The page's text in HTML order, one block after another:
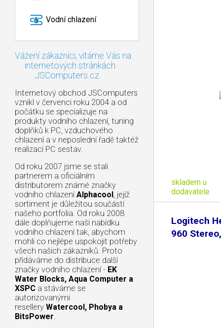
Vodní chlazení
Vážení zákazníci, vítáme Vás na
internetových stránkách
JSComputers.cz
Internetový obchod JSComputers
vznikl v červenci roku 2004 a od
počátku se specializuje na
produkty vodního chlazení, tuning
doplňků k PC, vzduchového
chlazení a v neposlední řadě taktéž
realizací PC sestav.
Od roku 2007 jsme se stali
partnerem a oficiálním
distributorem známé značky
vodního chlazení Alphacool, jejíž
sortiment je důležitou součástí
našeho portfolia. Od roku 2008
dále doplňujeme naší nabídku
vodního chlazení tak, abychom
mohli co nejlépe uspokojit potřeby
všech našich zákazníků. Proto
přidáváme do distribuce další
značky vodního chlazení - EK
Water Blocks, Aqua Computer a
XSPC a stáváme se
autorizovanými
resellery Watercool, Phobya a
BitsPower.
skladem u
dodavatele
Logitech
960